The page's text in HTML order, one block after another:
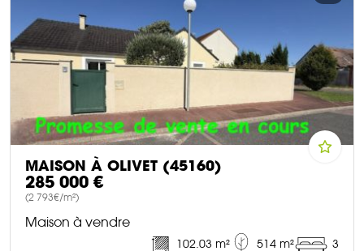
MAISON À OLIVET (45160)
285 000 €
(2 793€/m²)
Maison à vendre
102.03 m² 514 m²
3